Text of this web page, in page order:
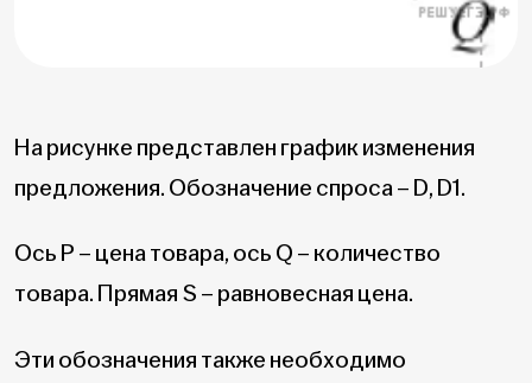
На рисунке представлен график изменения
предложения. Обозначение спроса – D, D1.
Ось P – цена товара, ось Q – количество
товара. Прямая S – равновесная цена.
Эти обозначения также необходимо